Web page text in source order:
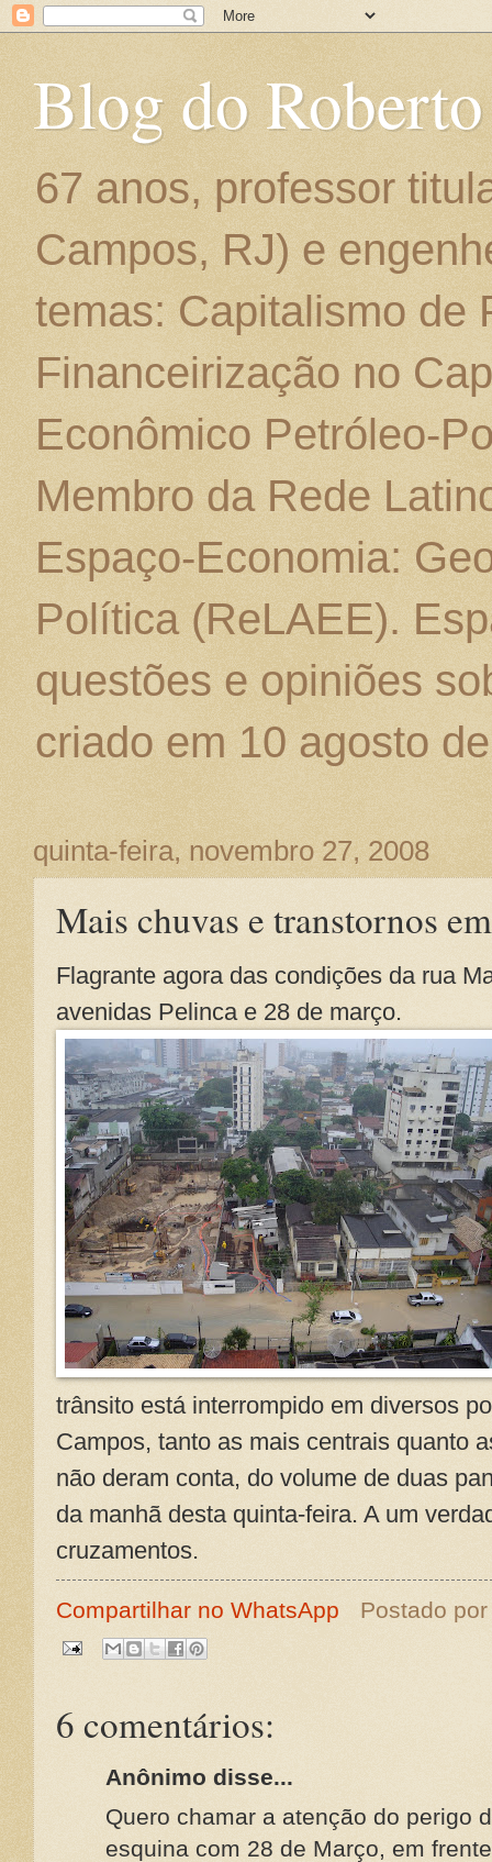
Blog do
67 anos, professor
Campos, RJ) e
temas: Capitalismo de
Financeirização no
Econômico Petróleo-
Membro da Rede
Espaço-Economia:
Política (ReLAEE).
questões e opiniões
criado em 10 agosto
quinta-feira, novembro 27, 2008
Mais chuvas e transtornos
Flagrante agora das condições da rua
avenidas Pelinca e 28 de março.
trânsito está interrompido em diversos
Campos, tanto as mais centrais quanto
não deram conta, do volume de duas
da manhã desta quinta-feira. A um
cruzamentos.
Compartilhar no WhatsApp Postado
6 comentários:
Anônimo disse...
Quero chamar a atenção do perigo
esquina com 28 de Março, em